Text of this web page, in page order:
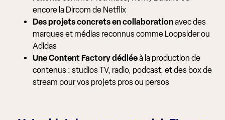
encore la Dircom de Netflix
Des projets concrets en collaborationavec des
marques et médias reconnus comme Loopsider ou
Adidas
Une Content Factory dédiéeà la production de
contenus : studios TV, radio, podcast, et des box de
stream pour vos projets pros ou persos